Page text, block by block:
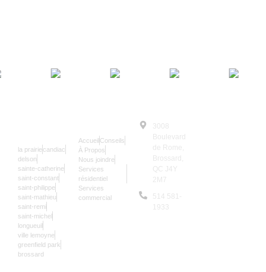
la prairie candiac
delson
sainte-catherine
saint-constant
saint-philippe
saint-mathieu
saint-remi
saint-michel
longueuil
ville lemoyne
greenfield park
brossard
Accueil Conseils
À Propos
Nous joindre
Services
résidentiel
Services
commercial
3008
Boulevard
de Rome,
Brossard,
QC J4Y
2M7
514 581-
1933